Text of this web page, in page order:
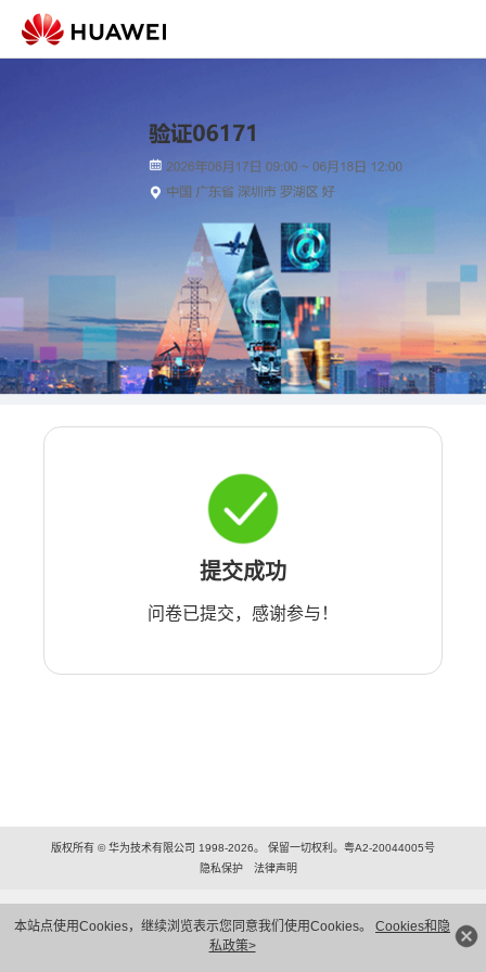
本站点使用Cookies，继续浏览表示您同意我们使用Cookies。 Cookies和隐
私政策>
提交成功
问卷已提交，感谢参与！
版权所有 © 华为技术有限公司 1998-2026。 保留一切权利。粤A2-20044005号
隐私保护
法律声明